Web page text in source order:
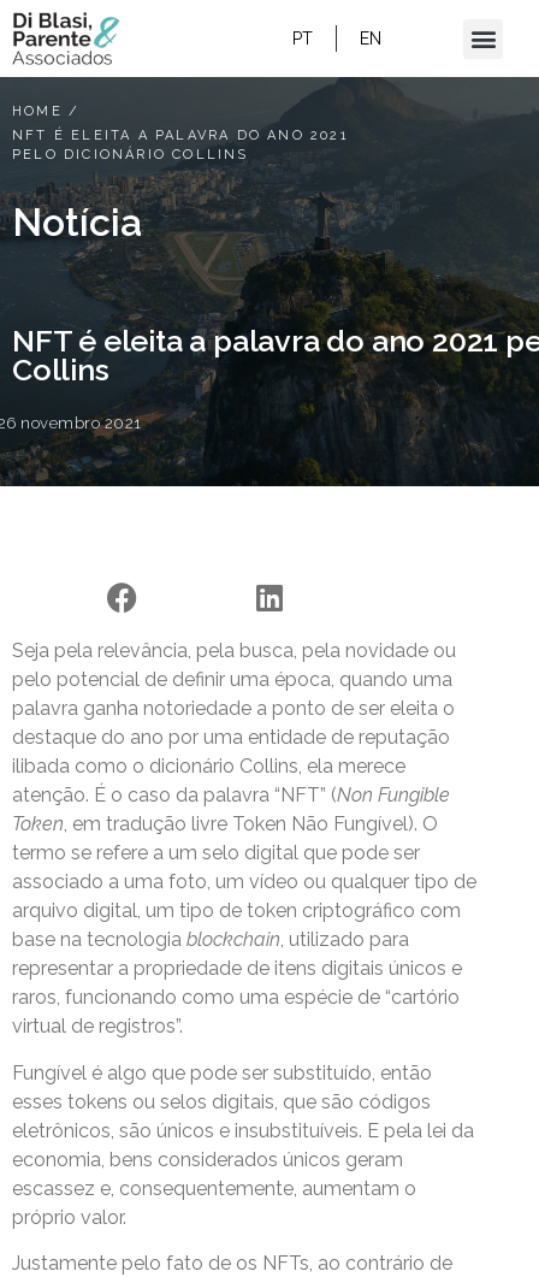
PT EN
HOME /
NFT É ELEITA A PALAVRA DO ANO 2021
PELO DICIONÁRIO COLLINS
Notícia
NFT é eleita a palavra do ano 2021
Collins
novembro 2021
Seja pela relevância, pela busca, pela novidade ou
pelo potencial de definir uma época, quando uma
palavra ganha notoriedade a ponto de ser eleita o
destaque do ano por uma entidade de reputação
ilibada como o dicionário Collins, ela merece
atenção. É o caso da palavra “NFT” (Non Fungible
Token, em tradução livre Token Não Fungível). O
termo se refere a um selo digital que pode ser
associado a uma foto, um vídeo ou qualquer tipo de
arquivo digital, um tipo de token criptográfico com
base na tecnologia blockchain, utilizado para
representar a propriedade de itens digitais únicos e
raros, funcionando como uma espécie de “cartório
virtual de registros”.
Fungível é algo que pode ser substituído, então
esses tokens ou selos digitais, que são códigos
eletrônicos, são únicos e insubstituíveis. E pela lei da
economia, bens considerados únicos geram
escassez e, consequentemente, aumentam o
próprio valor.
Justamente pelo fato de os NFTs, ao contrário de